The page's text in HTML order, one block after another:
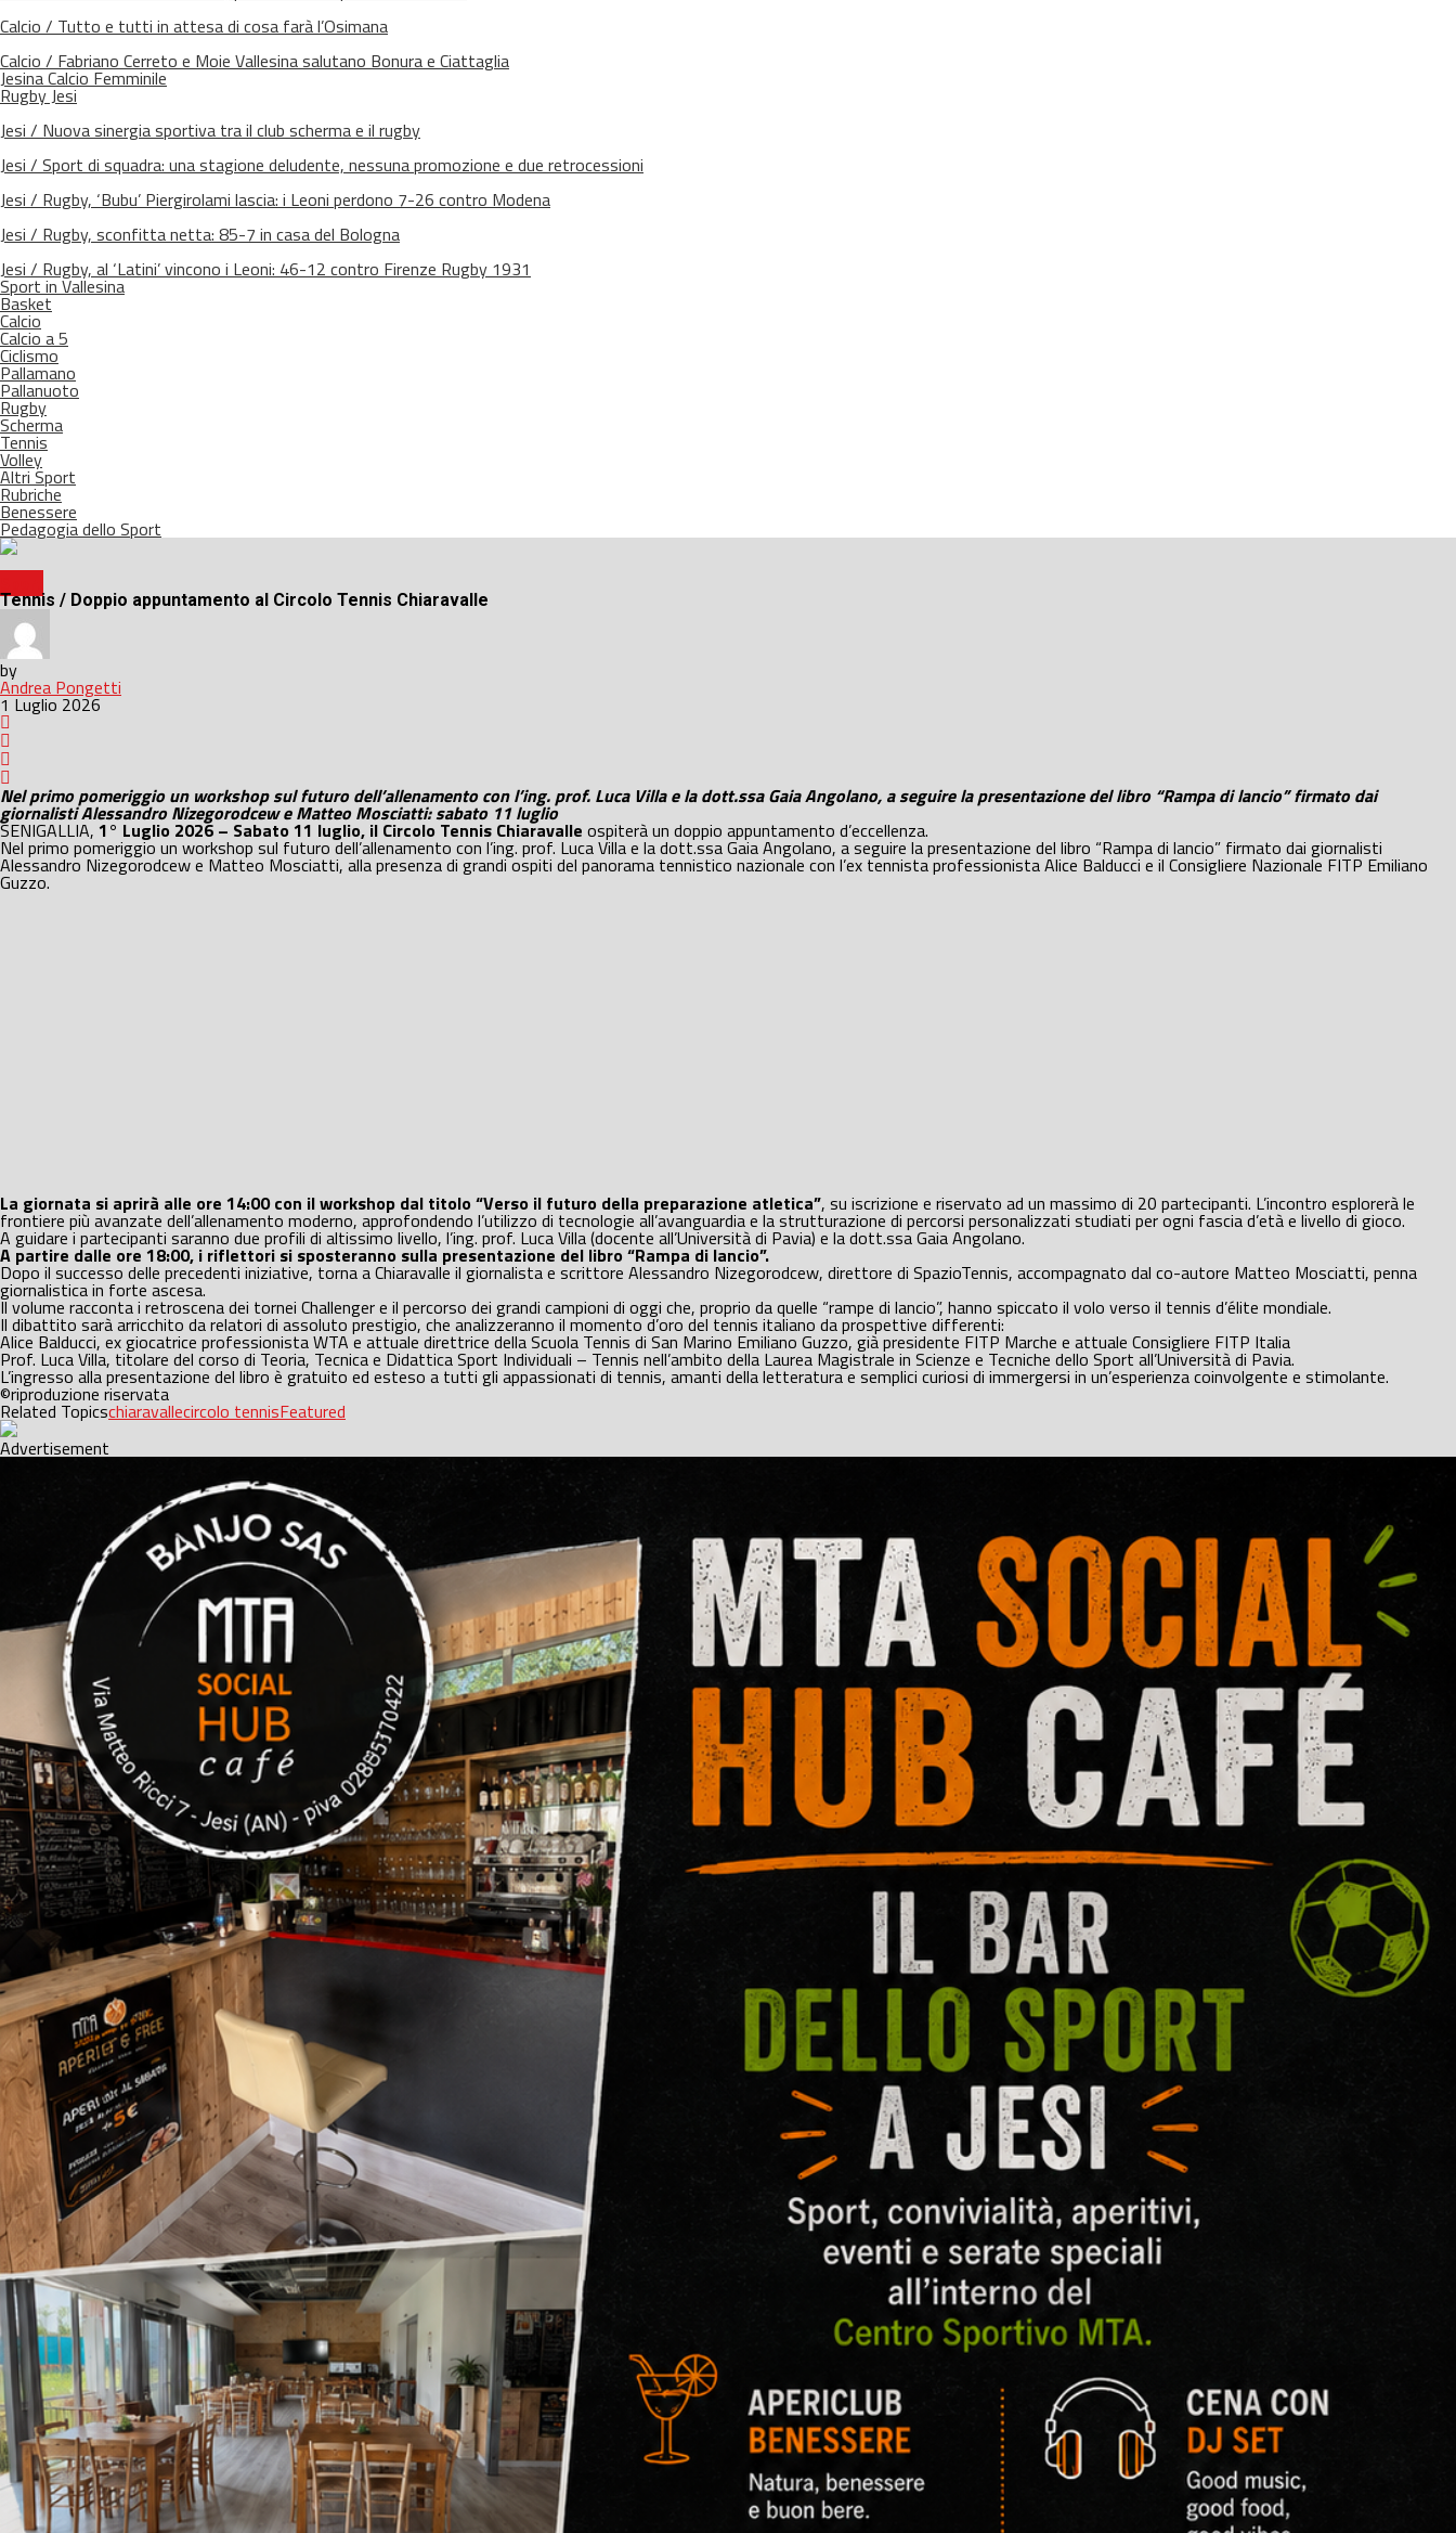
Calcio / Tutto e tutti in attesa di cosa farà l’Osimana
Calcio / Fabriano Cerreto e Moie Vallesina salutano Bonura e Ciattaglia
Jesina Calcio Femminile
Rugby Jesi
Jesi / Nuova sinergia sportiva tra il club scherma e il rugby
Jesi / Sport di squadra: una stagione deludente, nessuna promozione e due retrocessioni
Jesi / Rugby, ‘Bubu’ Piergirolami lascia: i Leoni perdono 7-26 contro Modena
Jesi / Rugby, sconfitta netta: 85-7 in casa del Bologna
Jesi / Rugby, al ‘Latini’ vincono i Leoni: 46-12 contro Firenze Rugby 1931
Sport in Vallesina
Basket
Calcio
Calcio a 5
Ciclismo
Pallamano
Pallanuoto
Rugby
Scherma
Tennis
Volley
Altri Sport
Rubriche
Benessere
Pedagogia dello Sport
Tennis / Doppio appuntamento al Circolo Tennis Chiaravalle
by
Andrea Pongetti
1 Luglio 2026
Nel primo pomeriggio un workshop sul futuro dell’allenamento con l’ing. prof. Luca Villa e la dott.ssa Gaia Angolano, a seguire la presentazione del libro “Rampa di lancio” firmato dai
giornalisti Alessandro Nizegorodcew e Matteo Mosciatti: sabato 11 luglio
SENIGALLIA, 1° Luglio 2026 – Sabato 11 luglio, il Circolo Tennis Chiaravalle ospiterà un doppio appuntamento d’eccellenza.
Nel primo pomeriggio un workshop sul futuro dell’allenamento con l’ing. prof. Luca Villa e la dott.ssa Gaia Angolano, a seguire la presentazione del libro “Rampa di lancio” firmato dai giornalisti
Alessandro Nizegorodcew e Matteo Mosciatti, alla presenza di grandi ospiti del panorama tennistico nazionale con l’ex tennista professionista Alice Balducci e il Consigliere Nazionale FITP Emiliano
Guzzo.
La giornata si aprirà alle ore 14:00 con il workshop dal titolo “Verso il futuro della preparazione atletica”, su iscrizione e riservato ad un massimo di 20 partecipanti. L’incontro esplorerà le
frontiere più avanzate dell’allenamento moderno, approfondendo l’utilizzo di tecnologie all’avanguardia e la strutturazione di percorsi personalizzati studiati per ogni fascia d’età e livello di gioco.
A guidare i partecipanti saranno due profili di altissimo livello, l’ing. prof. Luca Villa (docente all’Università di Pavia) e la dott.ssa Gaia Angolano.
A partire dalle ore 18:00, i riflettori si sposteranno sulla presentazione del libro “Rampa di lancio”.
Dopo il successo delle precedenti iniziative, torna a Chiaravalle il giornalista e scrittore Alessandro Nizegorodcew, direttore di SpazioTennis, accompagnato dal co-autore Matteo Mosciatti, penna
giornalistica in forte ascesa.
Il volume racconta i retroscena dei tornei Challenger e il percorso dei grandi campioni di oggi che, proprio da quelle “rampe di lancio”, hanno spiccato il volo verso il tennis d’élite mondiale.
Il dibattito sarà arricchito da relatori di assoluto prestigio, che analizzeranno il momento d’oro del tennis italiano da prospettive differenti:
Alice Balducci, ex giocatrice professionista WTA e attuale direttrice della Scuola Tennis di San Marino Emiliano Guzzo, già presidente FITP Marche e attuale Consigliere FITP Italia
Prof. Luca Villa, titolare del corso di Teoria, Tecnica e Didattica Sport Individuali – Tennis nell’ambito della Laurea Magistrale in Scienze e Tecniche dello Sport all’Università di Pavia.
L’ingresso alla presentazione del libro è gratuito ed esteso a tutti gli appassionati di tennis, amanti della letteratura e semplici curiosi di immergersi in un’esperienza coinvolgente e stimolante.
©riproduzione riservata
Related Topicschiaravallecircolo tennisFeatured
Advertisement